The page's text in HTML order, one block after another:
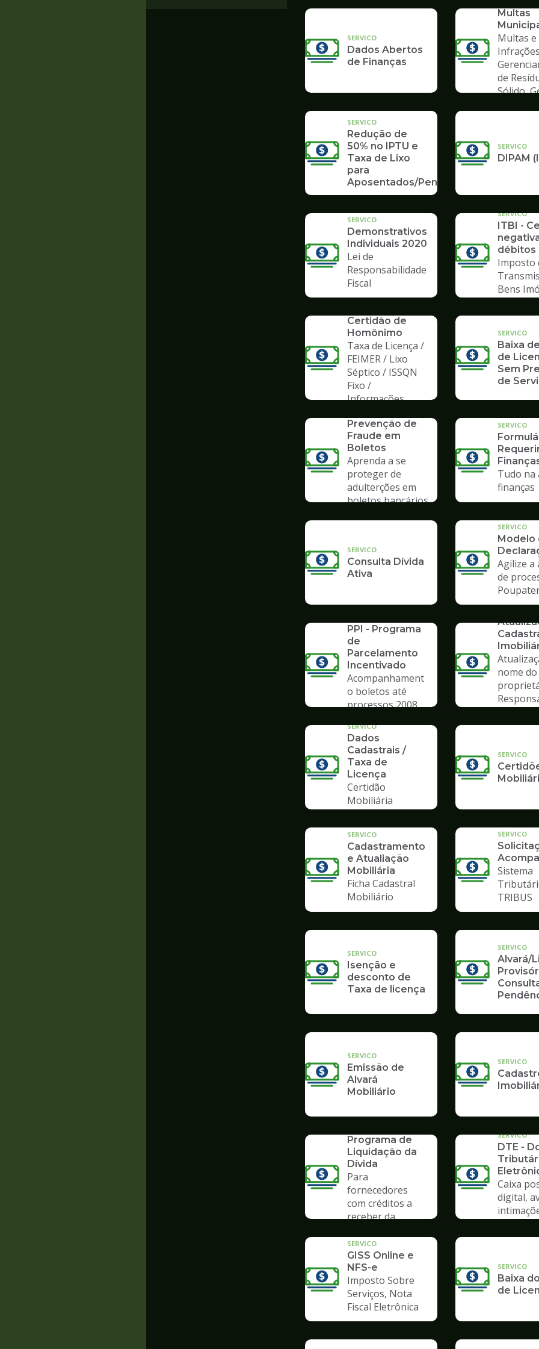
SERVICO
Dados Abertos
de Finanças
Multas
Multas e
de
Sólido,
SERVICO
Redução de
50% no IPTU e
Taxa de Lixo
para
Aposentados/Pensionistas
SERVICO
DIPAM
SERVICO
Demonstrativos
Individuais 2020
Lei de
Responsabilidade
Fiscal
SERVICO
ITBI -
débitos
Imposto
Bens
Certidão de
Homônimo
Taxa de Licença /
FEIMER / Lixo
Séptico / ISSQN
Fixo /
Informações
SERVICO
Baixa
de
Sem
de
Prevenção de
Fraude em
Boletos
Aprenda a se
proteger de
adulterções em
boletos bancários
SERVICO
Tudo na
finanças
SERVICO
Consulta Dívida
Ativa
SERVICO
Modelo
Agilize
de
PPI - Programa
de
Parcelamento
Incentivado
Acompanhament
o boletos até
processos 2008
nome do
SERVICO
Dados
Cadastrais /
Taxa de
Licença
Certidão
Mobiliária
SERVICO
SERVICO
Cadastramento
e Atualiação
Mobiliária
Ficha Cadastral
Mobiliário
SERVICO
Sistema
TRIBUS
SERVICO
Isenção e
desconto de
Taxa de licença
SERVICO
Alvará/
SERVICO
Emissão de
Alvará
Mobiliário
SERVICO
SERVICO
Programa de
Liquidação da
Dívida
Para
fornecedores
com créditos a
receber da
SERVICO
DTE -
Caixa
digital,
SERVICO
GISS Online e
NFS-e
Imposto Sobre
Serviços, Nota
Fiscal Eletrônica
SERVICO
Baixa
de